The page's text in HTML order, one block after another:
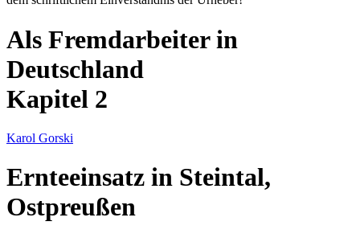
Als Fremdarbeiter in
Deutschland
Kapitel 2
Karol Gorski
Ernteeinsatz in Steintal,
Ostpreußen